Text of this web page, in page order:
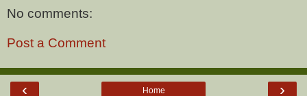
No comments:
Post a Comment
‹ ›
Home